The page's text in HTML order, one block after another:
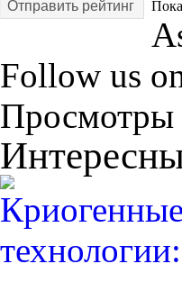
Отправить рейтинг
Follow us
Просмотры